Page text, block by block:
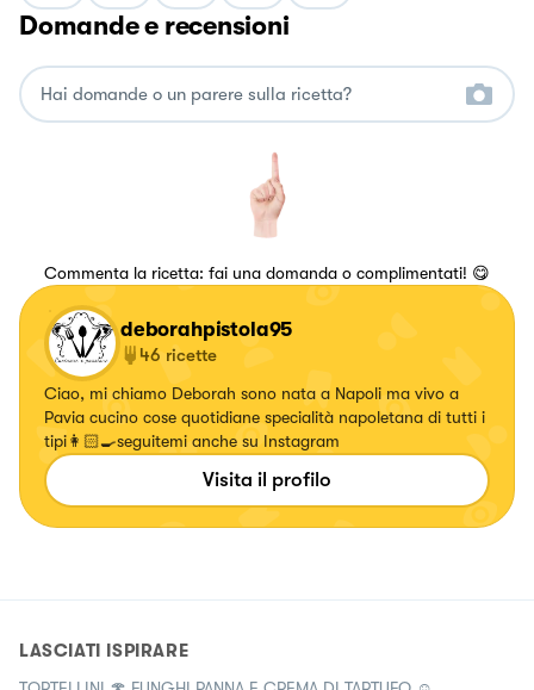
Domande e recensioni
Commenta la ricetta: fai una domanda o complimentati! 😋
deborahpistola95
46 ricette
Ciao, mi chiamo Deborah sono nata a Napoli ma vivo a
Pavia cucino cose quotidiane specialità napoletana di tutti i
tipi👩🏻‍🍳seguitemi anche su Instagram
Visita il profilo
LASCIATI ISPIRARE